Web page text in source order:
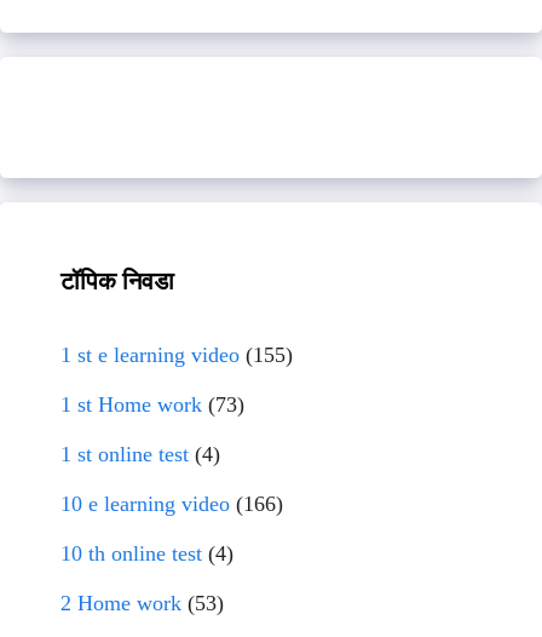
टॉपिक निवडा
1 st e learning video (155)
1 st Home work (73)
1 st online test (4)
10 e learning video (166)
10 th online test (4)
2 Home work (53)